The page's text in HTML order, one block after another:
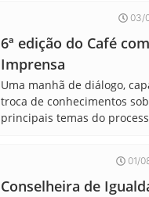
03/
6ª edição do Café
Imprensa
Uma manhã de diálogo,
troca de conhecimentos
principais temas do
01/
Conselheira de